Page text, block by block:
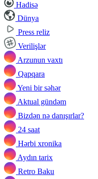
Hadisə
Dünya
Press reliz
Verilişlər
Arzunun vaxtı
Qapqara
Yeni bir səhər
Aktual gündəm
Bizdən nə danışırlar?
24 saat
Hərbi xronika
Aydın tarix
Retro Baku